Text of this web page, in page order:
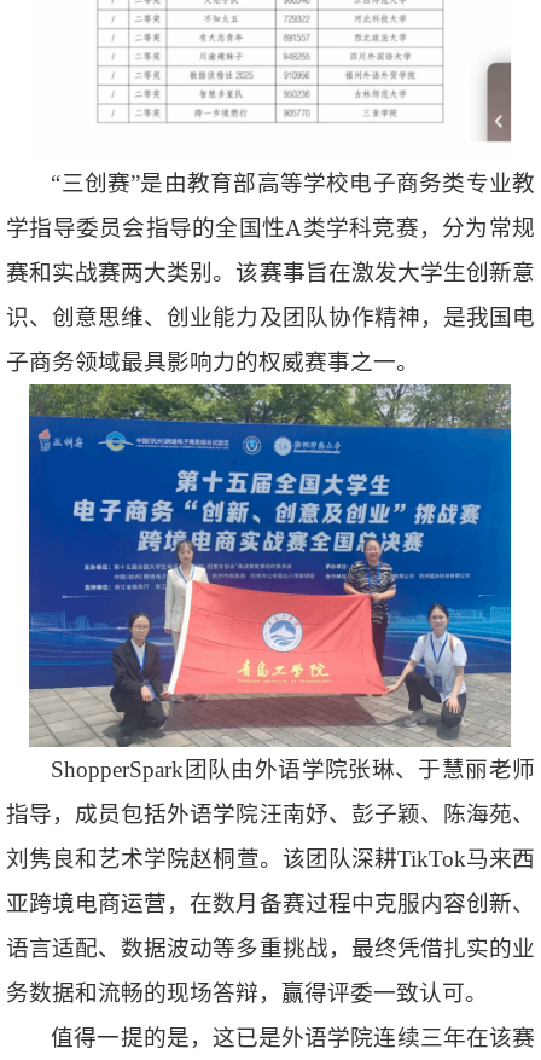
“三创赛”是由教育部高等学校电子商务类专业教
学指导委员会指导的全国性A类学科竞赛，分为常规
赛和实战赛两大类别。该赛事旨在激发大学生创新意
识、创意思维、创业能力及团队协作精神，是我国电
子商务领域最具影响力的权威赛事之一。
ShopperSpark团队由外语学院张琳、于慧丽老师
指导，成员包括外语学院汪南妤、彭子颖、陈海苑、
刘隽良和艺术学院赵桐萱。该团队深耕TikTok马来西
亚跨境电商运营，在数月备赛过程中克服内容创新、
语言适配、数据波动等多重挑战，最终凭借扎实的业
务数据和流畅的现场答辩，赢得评委一致认可。
值得一提的是，这已是外语学院连续三年在该赛